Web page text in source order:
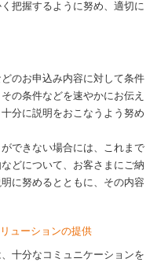
把握するように努め、適切に
のお申込み内容に対して条件
の条件などを速やかにお伝え
分に説明をおこなうよう努め
できない場合には、これまで
どについて、お客さまにご納
に努めるとともに、その内容
ューションの提供
十分なコミュニケーションを